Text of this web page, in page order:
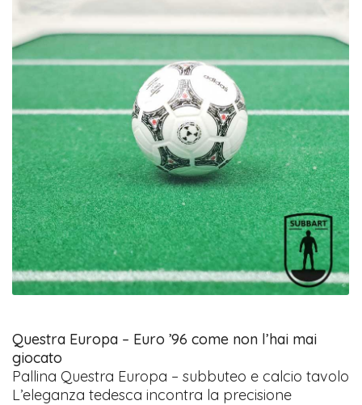
Questra Europa – Euro ’96 come non l’hai mai
giocato
Pallina Questra Europa – subbuteo e calcio tavolo
L’eleganza tedesca incontra la precisione